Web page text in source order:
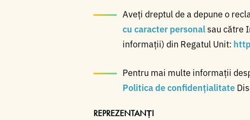
Aveți dreptul de a depune o
cu caracter personalsau către
informații) din Regatul Unit:
Pentru mai multe informații
Politica de confidențialitate
REPREZENTANȚI